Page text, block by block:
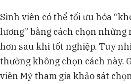
Sinh viên có thể tối ưu hóa
lương” bằng cách chọn những
hơn sau khi tốt nghiệp. Tuy
thường không chọn cách này.
viên Mỹ tham gia khảo sát